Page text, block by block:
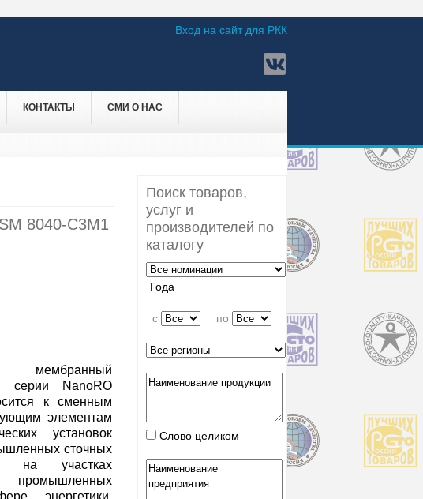
Вход на сайт для РКК
КОНТАКТЫ СМИ О НАС
8040-С3М1
серии NanoRO
к сменным
элементам
установок
сточных
на участках
энергетики,
Поиск товаров,
услуг и
производителей по
каталогу
Года
c по
Слово целиком